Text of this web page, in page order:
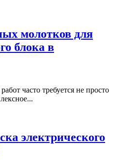
молотков для
блока в
часто требуется не просто
электрического